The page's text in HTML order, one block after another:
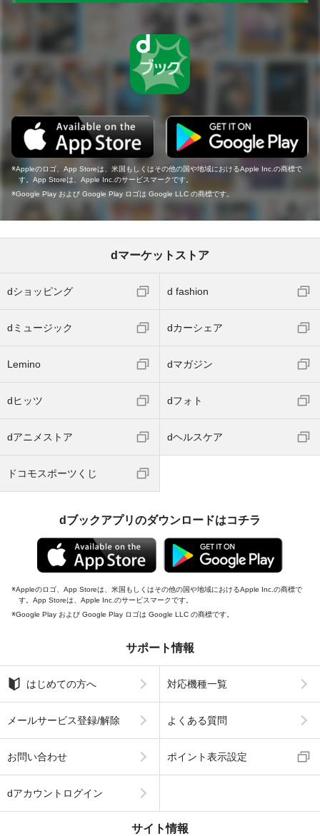
Appleのロゴ、App Storeは、米国もしくはその他の国や地域におけるApple Inc.の商標で
す。App Storeは、Apple Inc.のサービスマークです。
Google Play および Google Play ロゴは Google LLC の商標です。
dマーケットストア
dショッピング d fashion
dミュージック dカーシェア
Lemino dマガジン
dヒッツ dフォト
dアニメストア dヘルスケア
ドコモスポーツくじ
dブックアプリのダウンロードはコチラ
Appleのロゴ、App Storeは、米国もしくはその他の国や地域におけるApple Inc.の商標で
す。App Storeは、Apple Inc.のサービスマークです。
Google Play および Google Play ロゴは Google LLC の商標です。
サポート情報
はじめての方へ 対応機種一覧
メールサービス登録/解除 よくある質問
お問い合わせ ポイント表示設定
dアカウントログイン
サイト情報